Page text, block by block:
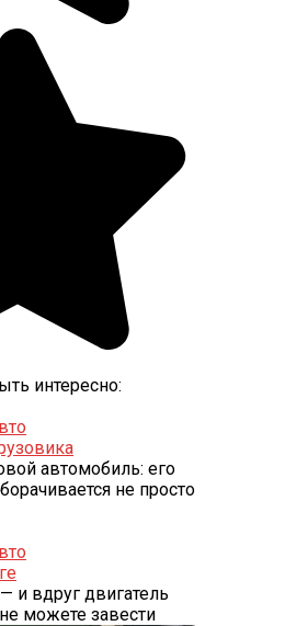
интересно:
автомобиль: его
не просто
и вдруг двигатель
можете завести